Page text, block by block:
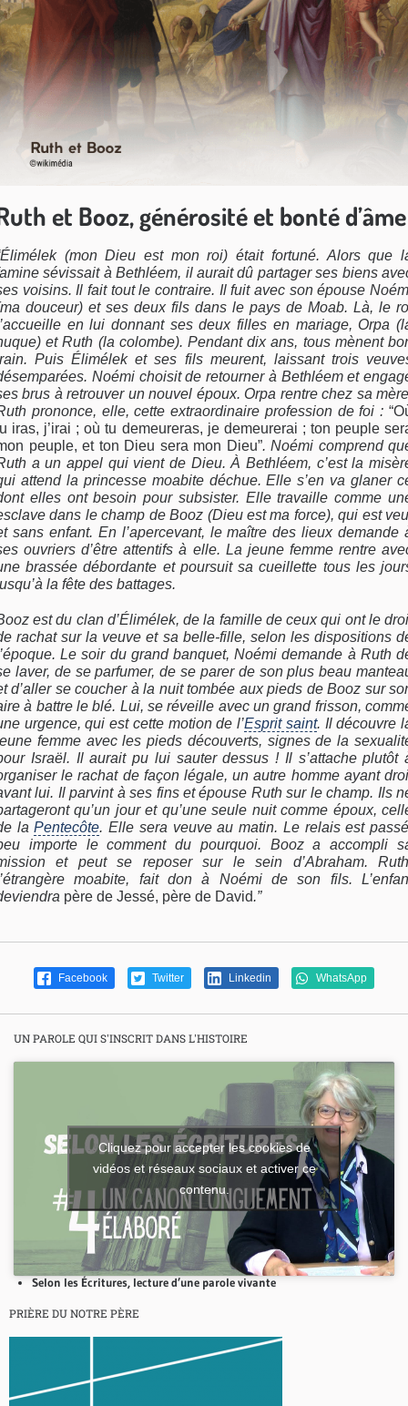
et Booz, générosité et bonté d’âme
(mon Dieu est mon roi) était fortuné. Alors que
sévissait à Bethléem, il aurait dû partager ses biens
voisins. Il fait tout le contraire. Il fuit avec son épouse
douceur) et ses deux fils dans le pays de Moab. Là, le
en lui donnant ses deux filles en mariage, Orpa
et Ruth (la colombe). Pendant dix ans, tous mènent
Puis Élimélek et ses fils meurent, laissant trois
Noémi choisit de retourner à Bethléem et
brus à retrouver un nouvel époux. Orpa rentre chez sa
prononce, elle, cette extraordinaire profession de foi :
iras, j’irai ; où tu demeureras, je demeurerai ; ton peuple
peuple, et ton Dieu sera mon Dieu”. Noémi comprend
a un appel qui vient de Dieu. À Bethléem, c’est la
attend la princesse moabite déchue. Elle s’en va glaner
elles ont besoin pour subsister. Elle travaille comme
dans le champ de Booz (Dieu est ma force), qui est
sans enfant. En l’apercevant, le maître des lieux demande
ouvriers d’être attentifs à elle. La jeune femme rentre
brassée débordante et poursuit sa cueillette tous les
la fête des battages.
est du clan d’Élimélek, de la famille de ceux qui ont le
rachat sur la veuve et sa belle-fille, selon les dispositions
Le soir du grand banquet, Noémi demande à Ruth
laver, de se parfumer, de se parer de son plus beau
d’aller se coucher à la nuit tombée aux pieds de Booz sur
à battre le blé. Lui, se réveille avec un grand frisson,
urgence, qui est cette motion de l’Esprit saint. Il découvre
femme avec les pieds découverts, signes de la
Israël. Il aurait pu lui sauter dessus ! Il s’attache plutôt
le rachat de façon légale, un autre homme ayant
lui. Il parvint à ses fins et épouse Ruth sur le champ. Ils
qu’un jour et qu’une seule nuit comme époux,
laPentecôte. Elle sera veuve au matin. Le relais est
importe le comment du pourquoi. Booz a accompli
et peut se reposer sur le sein d’Abraham.
moabite, fait don à Noémi de son fils.
père de Jessé, père de David.”
Facebook Twitter Linkedin WhatsApp
UN PAROLE QUI S'INSCRIT DANS L'HISTOIRE
Cliquez pour accepter les cookies de
vidéos et réseaux sociaux et activer ce
contenu.
Selon les Écritures, lecture d’une parole vivante
PRIÈRE DU NOTRE PÈRE